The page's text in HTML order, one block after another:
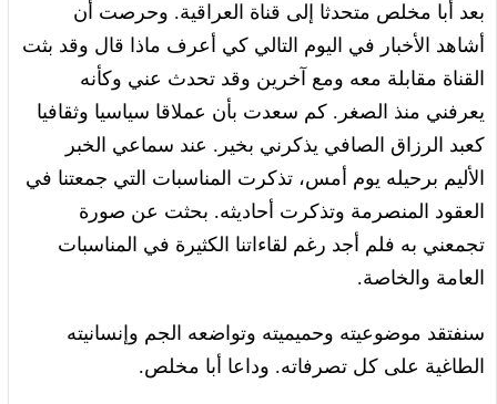
بعد أبا مخلص متحدثا إلى قناة العراقية. وحرصت أن
أشاهد الأخبار في اليوم التالي كي أعرف ماذا قال وقد بثت
القناة مقابلة معه ومع آخرين وقد تحدث عني وكأنه
يعرفني منذ الصغر. كم سعدت بأن عملاقا سياسيا وثقافيا
كعبد الرزاق الصافي يذكرني بخير. عند سماعي الخبر
الأليم برحيله يوم أمس، تذكرت المناسبات التي جمعتنا في
العقود المنصرمة وتذكرت أحاديثه. بحثت عن صورة
تجمعني به فلم أجد رغم لقاءاتنا الكثيرة في المناسبات
العامة والخاصة.
سنفتقد موضوعيته وحميميته وتواضعه الجم وإنسانيته
الطاغية على كل تصرفاته. وداعا أبا مخلص.